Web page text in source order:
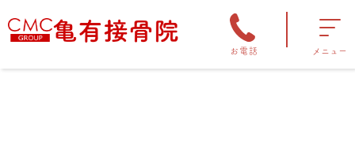
お電話 メニュー